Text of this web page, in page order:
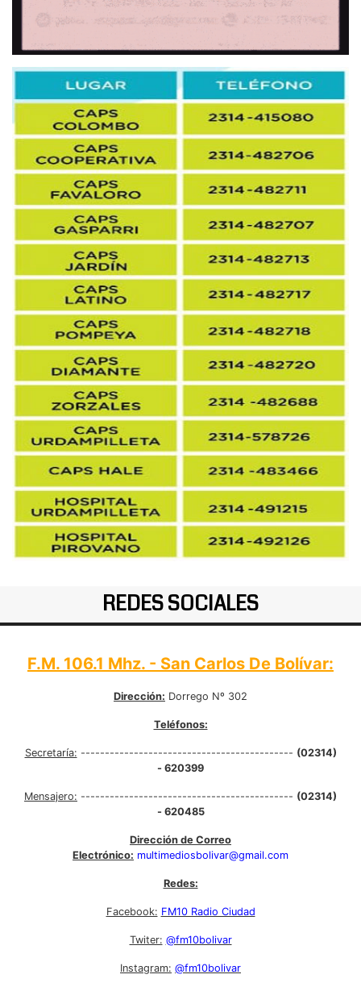
REDES SOCIALES
F.M. 106.1 Mhz. - San Carlos De Bolívar:
Dirección: Dorrego Nº 302
Teléfonos:
Secretaría: -------------------------------------------- (02314)
- 620399
Mensajero: -------------------------------------------- (02314)
- 620485
Dirección de Correo
Electrónico: multimediosbolivar@gmail.com
Redes:
Facebook: FM10 Radio Ciudad
Twiter: @fm10bolivar
Instagram: @fm10bolivar